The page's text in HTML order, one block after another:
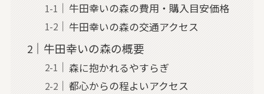
牛田幸いの森の費用・購入目安価格
牛田幸いの森の交通アクセス
牛田幸いの森の概要
森に抱かれるやすらぎ
都心からの程よいアクセス